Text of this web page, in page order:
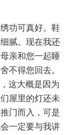
功可真好。鞋
腻。现在我还
亲和您一起睡
不得您回去。
这大概是因为
屋里的灯还未
门而入，可是
一定要与我讲